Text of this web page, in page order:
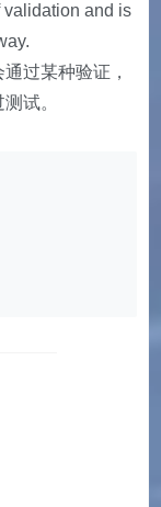
validation and is
过某种验证，
试。